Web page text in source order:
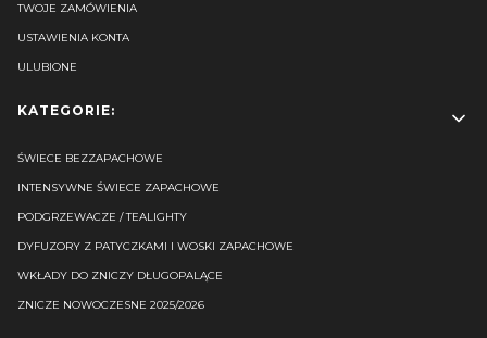
TWOJE ZAMÓWIENIA
USTAWIENIA KONTA
ULUBIONE
KATEGORIE:
ŚWIECE BEZZAPACHOWE
INTENSYWNE ŚWIECE ZAPACHOWE
PODGRZEWACZE / TEALIGHTY
DYFUZORY Z PATYCZKAMI I WOSKI ZAPACHOWE
WKŁADY DO ZNICZY DŁUGOPALĄCE
ZNICZE NOWOCZESNE 2025/2026